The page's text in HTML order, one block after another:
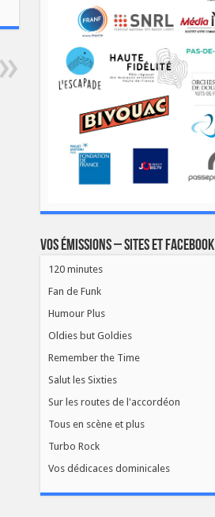
Vos émissions – Sites et Facebook
120 minutes
Fan de Funk
Humour Plus
Oldies but Goldies
Remember the Time
Salut les Sixties
Sur les routes de l'accordéon
Tous en scène et plus
Turbo Rock
Vos dédicaces dominicales